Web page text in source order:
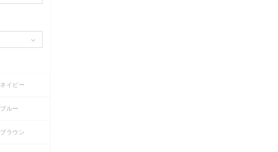
ネイビー
ブルー
ブラウン